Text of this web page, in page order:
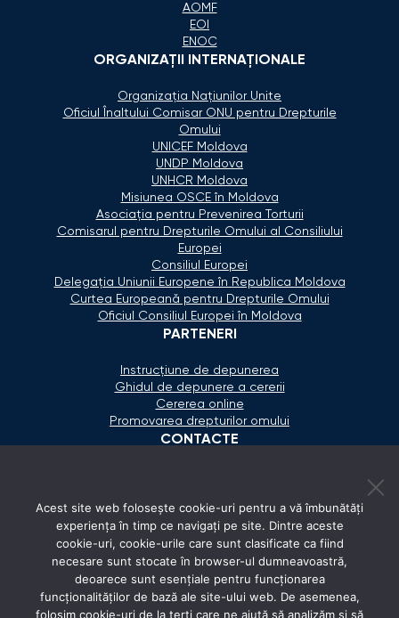
AOMF
EOI
ENOC
ORGANIZAŢII INTERNAŢIONALE
Organizaţia Naţiunilor Unite
Oficiul Înaltului Comisar ONU pentru Drepturile
Omului
UNICEF Moldova
UNDP Moldova
UNHCR Moldova
Misiunea OSCE în Moldova
Asociaţia pentru Prevenirea Torturii
Comisarul pentru Drepturile Omului al Consiliului
Europei
Consiliul Europei
Delegaţia Uniunii Europene în Republica Moldova
Curtea Europeană pentru Drepturile Omului
Oficiul Consiliul Europei în Moldova
PARTENERI
Instrucțiune de depunerea
Ghidul de depunere a cererii
Cererea online
Promovarea drepturilor omului
CONTACTE
secretariat@ombudsman.md
Strada Calea Ieşilor 11/3, Chişinău
Luni - Vineri: 08:00 - 17:00
REȚELE SOCIALE
Acest site web folosește cookie-uri pentru a vă îmbunătăți
experiența în timp ce navigați pe site. Dintre aceste
cookie-uri, cookie-urile care sunt clasificate ca fiind
necesare sunt stocate în browser-ul dumneavoastră,
deoarece sunt esențiale pentru funcționarea
funcționalităților de bază ale site-ului web. De asemenea,
folosim cookie-uri de la terți care ne ajută să analizăm și să